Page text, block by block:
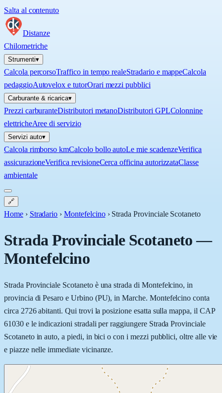
Salta al contenuto
Distanze
Chilometriche
Strumenti▾
Calcola percorsoTraffico in tempo realeStradario e mappeCalcola
pedaggioAutovelox e tutorOrari mezzi pubblici
Carburante & ricarica▾
Prezzi carburanteDistributori metanoDistributori GPLColonnine
elettricheAree di servizio
Servizi auto▾
Calcola rimborso kmCalcolo bollo autoLe mie scadenzeVerifica
assicurazioneVerifica revisioneCerca officina autorizzataClasse
ambientale
🔗
Home › Stradario › Montefelcino › Strada Provinciale Scotaneto
Strada Provinciale Scotaneto—
Montefelcino
Strada Provinciale Scotaneto è una strada di Montefelcino, in
provincia di Pesaro e Urbino (PU), in Marche. Montefelcino conta
circa 2726 abitanti. Qui trovi la posizione esatta sulla mappa, il CAP
61030 e le indicazioni stradali per raggiungere Strada Provinciale
Scotaneto in auto, a piedi, in bici o con i mezzi pubblici, oltre alle vie
e piazze nelle immediate vicinanze.